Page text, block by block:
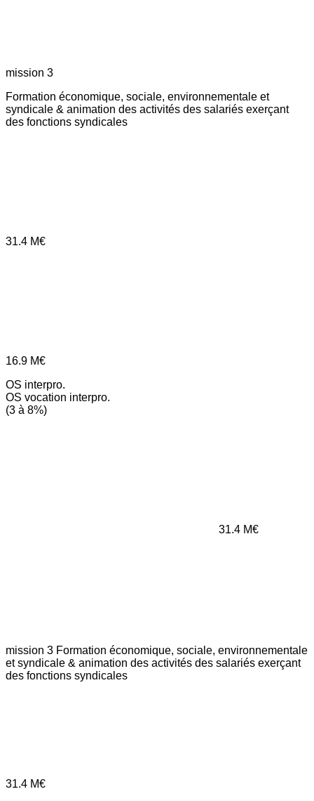
mission 3
Formation économique, sociale, environnementale et
syndicale & animation des activités des salariés exerçant
des fonctions syndicales
31.4 M€
16.9 M€
OS interpro.
OS vocation interpro.
(3 à 8%)
31.4 M€
mission 3 Formation économique, sociale, environnementale
et syndicale & animation des activités des salariés exerçant
des fonctions syndicales
31.4 M€